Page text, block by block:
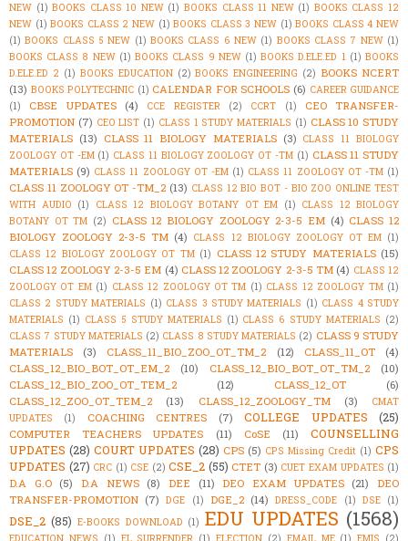
NEW (1) BOOKS CLASS 10 NEW (1) BOOKS CLASS 11 NEW (1) BOOKS CLASS 12
NEW (1) BOOKS CLASS 2 NEW (1) BOOKS CLASS 3 NEW (1) BOOKS CLASS 4 NEW
(1) BOOKS CLASS 5 NEW (1) BOOKS CLASS 6 NEW (1) BOOKS CLASS 7 NEW (1)
BOOKS CLASS 8 NEW (1) BOOKS CLASS 9 NEW (1) BOOKS D.ELE.ED 1 (1) BOOKS
D.ELE.ED 2 (1) BOOKS EDUCATION (2) BOOKS ENGINEERING (2) BOOKS NCERT
(13) BOOKS POLYTECHNIC (1) CALENDAR FOR SCHOOLS (6) CAREER GUIDANCE
(1)
CBSE UPDATES (4) CCE REGISTER (2) CCRT (1)
CEO TRANSFER-
PROMOTION (7) CEO LIST (1) CLASS 1 STUDY MATERIALS (1) CLASS 10 STUDY
MATERIALS (13) CLASS 11 BIOLOGY MATERIALS (3) CLASS 11 BIOLOGY
ZOOLOGY OT -EM (1) CLASS 11 BIOLOGY ZOOLOGY OT -TM (1) CLASS 11 STUDY
MATERIALS (9) CLASS 11 ZOOLOGY OT -EM (1) CLASS 11 ZOOLOGY OT -TM (1)
CLASS 11 ZOOLOGY OT -TM_2 (13) CLASS 12 BIO BOT - BIO ZOO ONLINE TEST
WITH AUDIO (1) CLASS 12 BIOLOGY BOTANY OT EM (1) CLASS 12 BIOLOGY
BOTANY OT TM (2) CLASS 12 BIOLOGY ZOOLOGY 2-3-5 EM (4) CLASS 12
BIOLOGY ZOOLOGY 2-3-5 TM (4) CLASS 12 BIOLOGY ZOOLOGY OT EM (1)
CLASS 12 BIOLOGY ZOOLOGY OT TM (1) CLASS 12 STUDY MATERIALS (15)
CLASS 12 ZOOLOGY 2-3-5 EM (4) CLASS 12 ZOOLOGY 2-3-5 TM (4) CLASS 12
ZOOLOGY OT EM (1) CLASS 12 ZOOLOGY OT TM (1) CLASS 12 ZOOLOGY TM (1)
CLASS 2 STUDY MATERIALS (1) CLASS 3 STUDY MATERIALS (1) CLASS 4 STUDY
MATERIALS (1) CLASS 5 STUDY MATERIALS (1) CLASS 6 STUDY MATERIALS (2)
CLASS 7 STUDY MATERIALS (2) CLASS 8 STUDY MATERIALS (2) CLASS 9 STUDY
MATERIALS
(3) CLASS_11_BIO_ZOO_OT_TM_2 (12) CLASS_11_OT
(4)
CLASS_12_BIO_BOT_OT_EM_2
(10) CLASS_12_BIO_BOT_OT_TM_2
(10)
CLASS_12_BIO_ZOO_OT_TEM_2
(12) CLASS_12_OT
(6)
CLASS_12_ZOO_OT_TEM_2
(13) CLASS_12_ZOOLOGY_TM (3)
CMAT
UPDATES
(1) COACHING CENTRES (7) COLLEGE UPDATES (25)
COMPUTER TEACHERS UPDATES (11) CoSE (11)
COUNSELLING
UPDATES (28) COURT UPDATES (28) CPS (5) CPS Missing Credit (1) CPS
UPDATES (27) CRC (1) CSE (2) CSE_2 (55) CTET (3) CUET EXAM UPDATES (1)
D.A G.O (5) D.A NEWS (8) DEE (11) DEO EXAM UPDATES (21)
DEO
TRANSFER-PROMOTION (7) DGE (1) DGE_2 (14) DRESS_CODE (1) DSE (1)
DSE_2 (85) E-BOOKS DOWNLOAD (1) EDU UPDATES (1568)